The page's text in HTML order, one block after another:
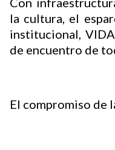
la cultura, el
institucional,
de encuentro de
El compromiso de